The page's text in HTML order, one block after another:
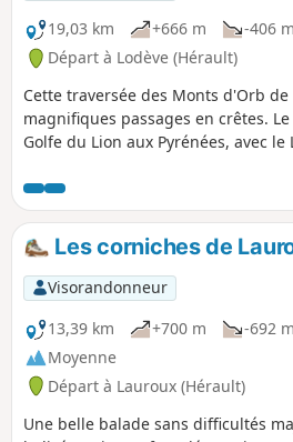
19,03 km
+666 m -406 m
Départ à Lodève (Hérault)
Cette traversée des Monts d'Orb
magnifiques passages en crêtes.
Golfe du Lion aux Pyrénées, avec
d’Orb, la Montagne de l'Espinouse
du Caroux à l'Ouest, - sur le
Nord. À mi-parcours, on pénètre
Régional du Haut-Languedoc. Puis,
de couleur pourpre.
Les corniches de
Visorandonneur
13,39 km
+700 m -692 m
Moyenne
Départ à Lauroux (Hérault)
Une belle balade sans difficultés